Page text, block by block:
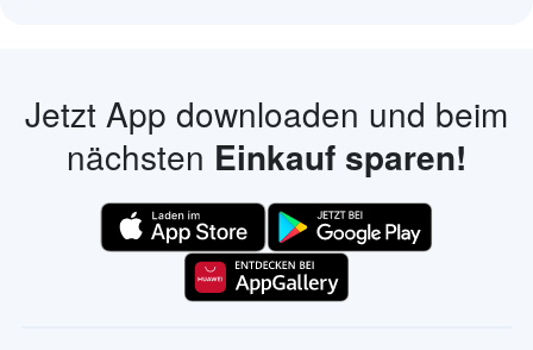
Jetzt App downloaden und beim
nächsten Einkauf sparen!